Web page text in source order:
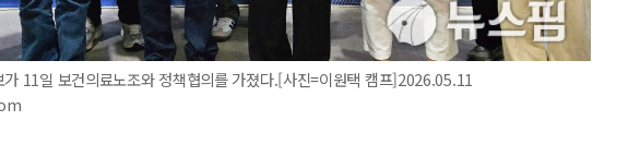
가 11일 보건의료노조와 정책협의를 가졌다.[사진=이원택 캠프]2026.05.11